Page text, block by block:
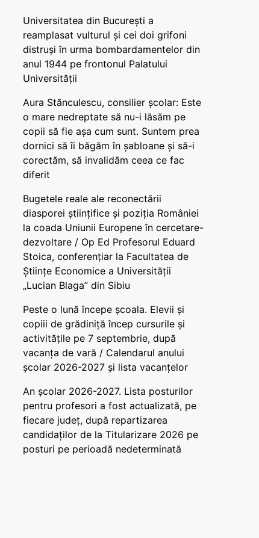
Universitatea din București a
reamplasat vulturul și cei doi grifoni
distruși în urma bombardamentelor din
anul 1944 pe frontonul Palatului
Universității
Aura Stănculescu, consilier școlar: Este
o mare nedreptate să nu-i lăsăm pe
copii să fie așa cum sunt. Suntem prea
dornici să îi băgăm în șabloane și să-i
corectăm, să invalidăm ceea ce fac
diferit
Bugetele reale ale reconectării
diasporei științifice și poziția României
la coada Uniunii Europene în cercetare-
dezvoltare / Op Ed Profesorul Eduard
Stoica, conferențiar la Facultatea de
Științe Economice a Universității
„Lucian Blaga” din Sibiu
Peste o lună începe școala. Elevii și
copiii de grădiniță încep cursurile și
activitățile pe 7 septembrie, după
vacanța de vară / Calendarul anului
școlar 2026-2027 și lista vacanțelor
An școlar 2026-2027. Lista posturilor
pentru profesori a fost actualizată, pe
fiecare județ, după repartizarea
candidaților de la Titularizare 2026 pe
posturi pe perioadă nedeterminată